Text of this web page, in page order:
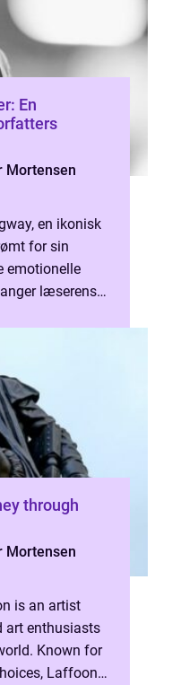
En
Mortensen
en ikonisk
for sin
emotionelle
læserens
through
Mortensen
is an artist
art enthusiasts
Known for
Laffoon